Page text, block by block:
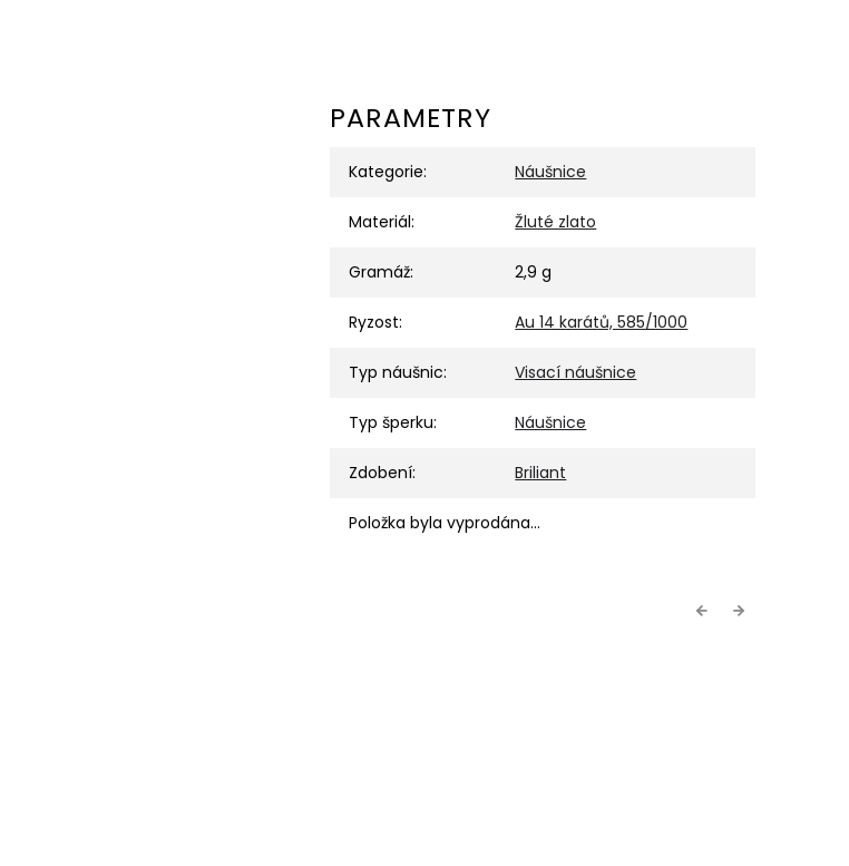
PARAMETRY
Kategorie: Náušnice
Materiál: Žluté zlato
Gramáž: 2,9 g
Ryzost: Au 14 karátů, 585/1000
Typ náušnic: Visací náušnice
Typ šperku: Náušnice
Zdobení: Briliant
Položka byla vyprodána…
Previous
Next